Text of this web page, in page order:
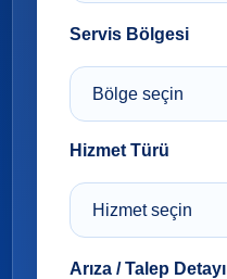
Servis Bölgesi
Hizmet Türü
Arıza / Talep Detayı